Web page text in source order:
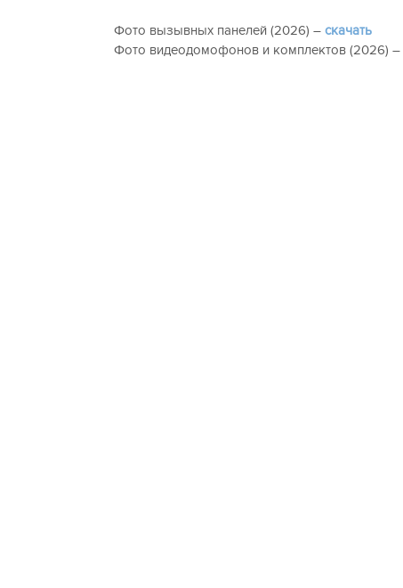
Фото вызывных панелей (2026) – скачать
Фото видеодомофонов и комплектов (2026) –